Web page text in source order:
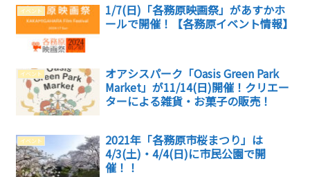
イベント
1/7(日)「各務原映画祭」があすかホ
ールで開催！【各務原イベント情報】
イベント
オアシスパーク「Oasis Green Park
Market」が11/14(日)開催！クリエー
ターによる雑貨・お菓子の販売！
イベント
2021年「各務原市桜まつり」は
4/3(土)・4/4(日)に市民公園で開
催！！